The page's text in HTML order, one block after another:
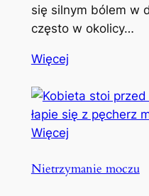
się silnym bólem w
często w okolicy…
Więcej
Więcej
Nietrzymanie moczu